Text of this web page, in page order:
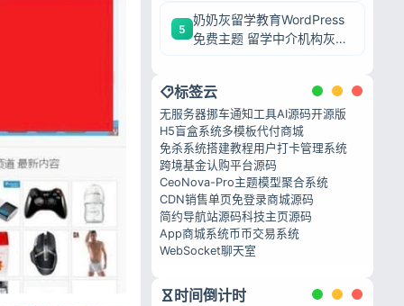
5
奶奶灰留学教育WordPress
免费主题 留学中介机构灰色
标签云
无服务器挪车通知工具AI源码开源版
H5盲盒系统多模板代付商城
免杀系统搭建教程用户打卡管理系统
跨境基金认购平台源码
CeoNova-Pro主题模型聚合系统
CDN销售单页免登录商城源码
简约导航站源码科技主页源码
App商城系统币币交易系统
WebSocket聊天室
时间倒计时